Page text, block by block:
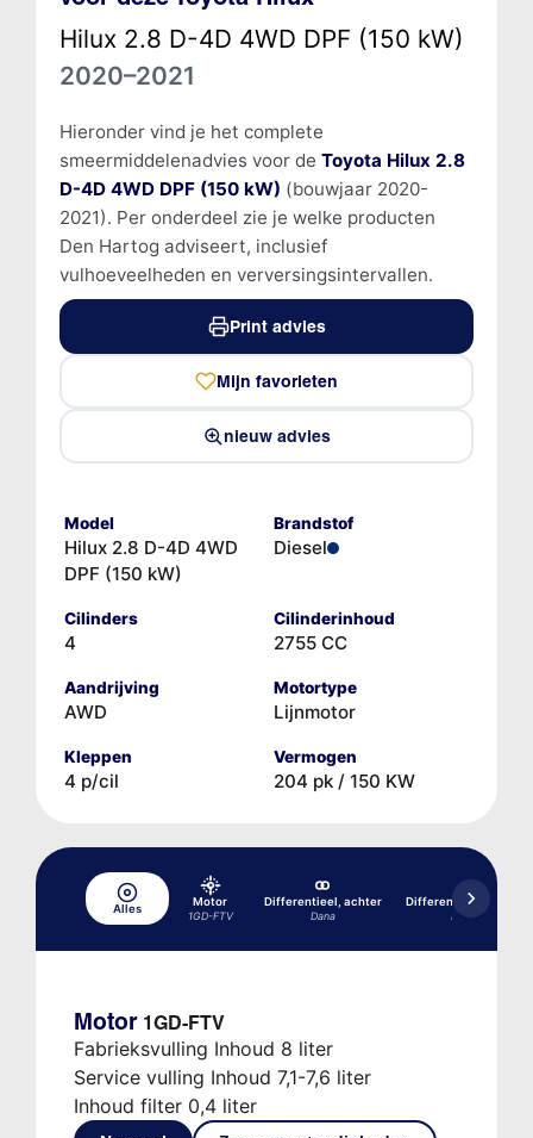
Hilux 2.8 D-4D 4WD DPF (150 kW)
2020–2021
Hieronder vind je het complete
smeermiddelenadvies voor de Toyota Hilux 2.8
D-4D 4WD DPF (150 kW) (bouwjaar 2020-
2021). Per onderdeel zie je welke producten
Den Hartog adviseert, inclusief
vulhoeveelheden en verversingsintervallen.
Print advies
Mijn favorieten
nieuw advies
Model
Hilux 2.8 D-4D 4WD
DPF (150 kW)
Brandstof
Diesel
Cilinders
4
Cilinderinhoud
2755 CC
Aandrijving
AWD
Motortype
Lijnmotor
Kleppen
4 p/cil
Vermogen
204 pk / 150 KW
Alles
Motor
1GD-FTV
Differentieel, achter
Dana
Differentieel, achter
BD20
Motor 1GD-FTV
Fabrieksvulling Inhoud 8 liter
Service vulling Inhoud 7,1-7,6 liter
Inhoud filter 0,4 liter